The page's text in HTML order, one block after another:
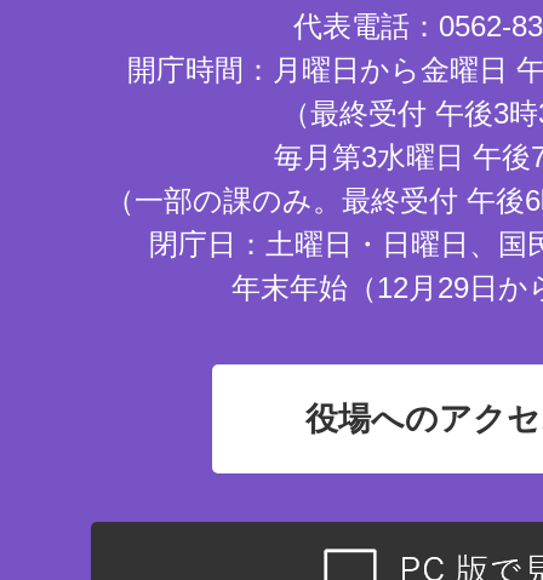
代表電話：0562-
開庁時間：月曜日から金曜日
（最終受付 午後3
毎月第3水曜日 午後
（一部の課のみ。最終受付 午
閉庁日：土曜日・日曜日、国
年末年始（12月29日か
役場へのアク